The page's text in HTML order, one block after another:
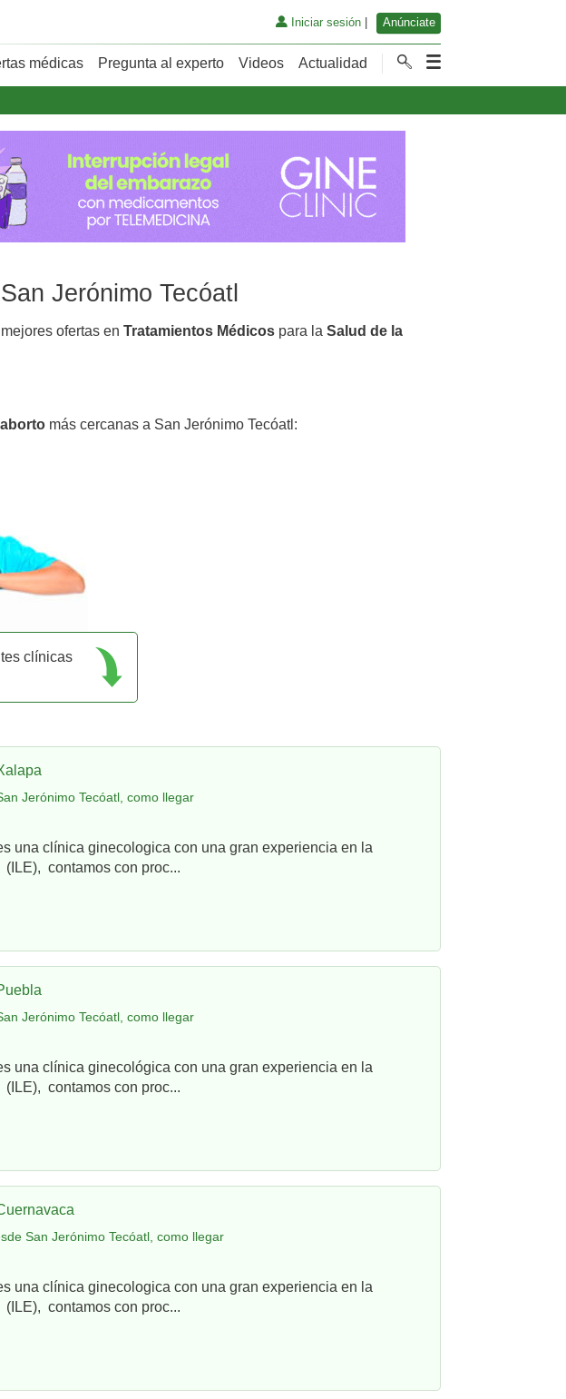
Iniciar sesión| Anúnciate
médicas Pregunta al experto Videos Actualidad
Jerónimo Tecóatl
ofertas en Tratamientos Médicos para la Salud de la
más cercanas a San Jerónimo Tecóatl:
clínicas
Jerónimo Tecóatl, como llegar
una clínica ginecologica con una gran experiencia en la
contamos con proc...
Jerónimo Tecóatl, como llegar
una clínica ginecológica con una gran experiencia en la
contamos con proc...
San Jerónimo Tecóatl, como llegar
una clínica ginecologica con una gran experiencia en la
contamos con proc...